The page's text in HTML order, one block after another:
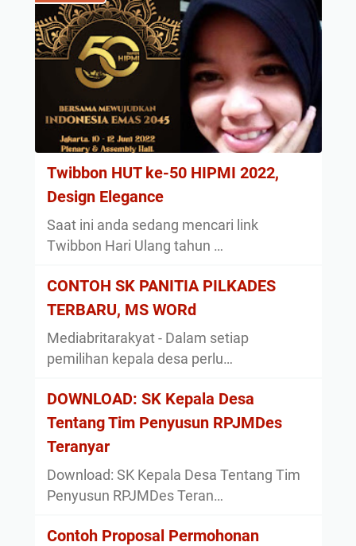
Twibbon HUT ke-50 HIPMI 2022,
Design Elegance
Saat ini anda sedang mencari link
Twibbon Hari Ulang tahun …
CONTOH SK PANITIA PILKADES
TERBARU, MS WORd
Mediabritarakyat - Dalam setiap
pemilihan kepala desa perlu…
DOWNLOAD: SK Kepala Desa
Tentang Tim Penyusun RPJMDes
Teranyar
Download: SK Kepala Desa Tentang Tim
Penyusun RPJMDes Teran…
Contoh Proposal Permohonan